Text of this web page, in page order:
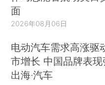
面
2026年08月06日
电动汽车需求高涨驱
市增长 中国品牌表现
出海·汽车